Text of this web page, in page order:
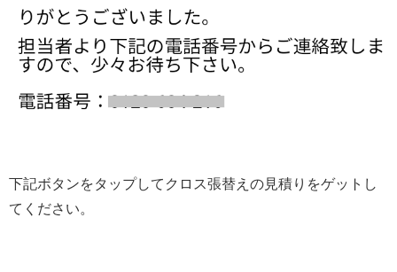
下記ボタンをタップしてクロス張替えの見積りをゲットし
てください。